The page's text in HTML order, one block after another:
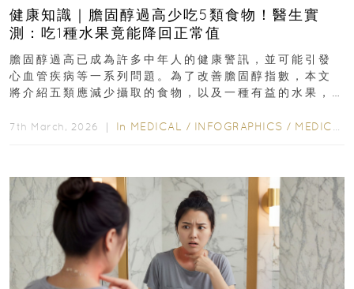
健康知識｜膽固醇過高少吃5類食物！醫生實
測：吃1種水果竟能降回正常值
膽固醇過高已成為許多中年人的健康警訊，並可能引發
心血管疾病等一系列問題。為了改善膽固醇指數，本文
將介紹五類應減少攝取的食物，以及一種有益的水果，
7th March, 2026 ｜ In MEDICAL / INFOGRAPHICS / MEDICAL